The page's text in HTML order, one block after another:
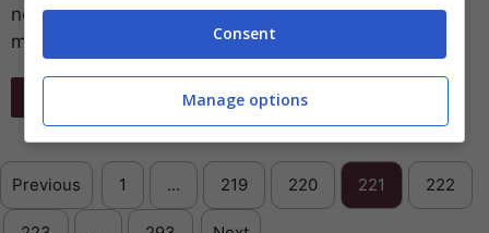
nell’ultimo anno è diventato offline. I contenuti con
marchio Netflix potranno ...
Previous 1 … 219 220 221 222
Consent
Manage options